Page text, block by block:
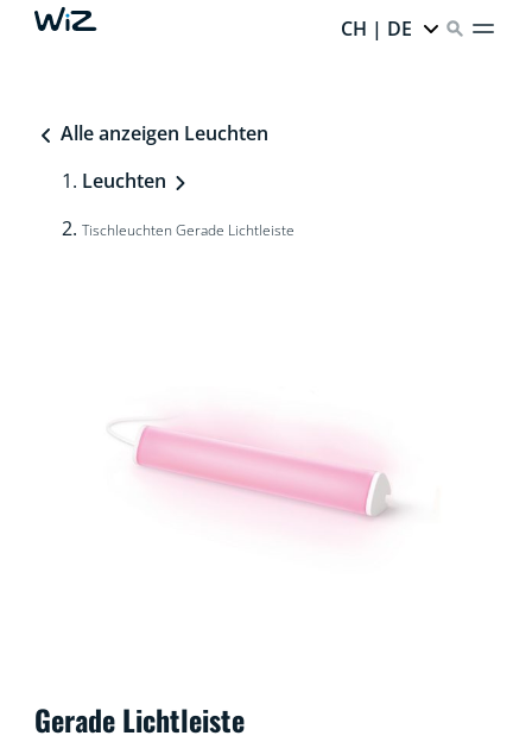
CH | DE
Alle anzeigen Leuchten
Leuchten
Tischleuchten Gerade Lichtleiste
Gerade Lichtleiste